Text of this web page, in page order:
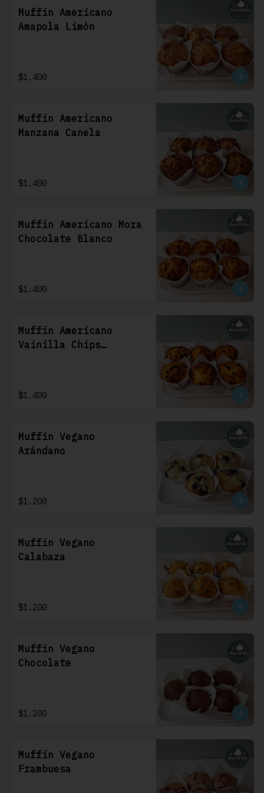
Muffin Americano
Amapola Limón
$1.400
Muffin Americano
Manzana Canela
$1.400
Muffin Americano Mora
Chocolate Blanco
$1.400
Muffin Americano
Vainilla Chips
$1.400
Muffin Vegano
Arándano
$1.200
Muffin Vegano
Calabaza
$1.200
Muffin Vegano
Chocolate
$1.200
Muffin Vegano
Frambuesa